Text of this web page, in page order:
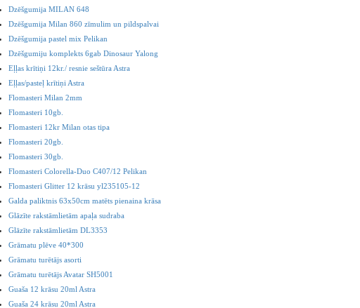
Dzēšgumija MILAN 648
Dzēšgumija Milan 860 zīmulim un pildspalvai
Dzēšgumija pastel mix Pelikan
Dzēšgumiju komplekts 6gab Dinosaur Yalong
Eļļas krītiņi 12kr./ resnie seštūra Astra
Eļļas/pasteļ krītiņi Astra
Flomasteri Milan 2mm
Flomasteri 10gb.
Flomasteri 12kr Milan otas tipa
Flomasteri 20gb.
Flomasteri 30gb.
Flomasteri Colorella-Duo C407/12 Pelikan
Flomasteri Glitter 12 krāsu yl235105-12
Galda paliktnis 63x50cm matēts pienaina krāsa
Glāzīte rakstāmlietām apaļa sudraba
Glāzīte rakstāmlietām DL3353
Grāmatu plēve 40*300
Grāmatu turētājs asorti
Grāmatu turētājs Avatar SH5001
Guaša 12 krāsu 20ml Astra
Guaša 24 krāsu 20ml Astra